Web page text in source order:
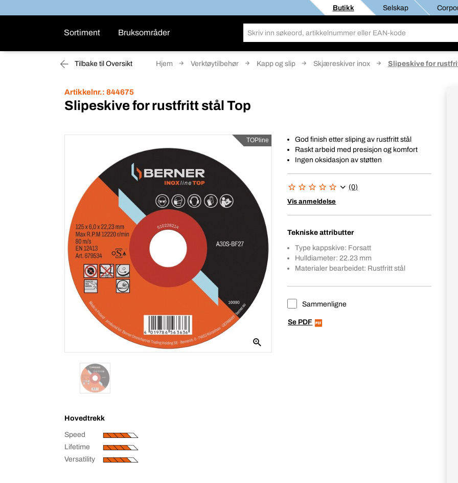
Butikk Selskap
Sortiment Bruksområder
Tilbake til Oversikt Hjem Verktøytilbehør Kapp og slip Skjæreskiver inox Slipeskive for
Artikkelnr.: 844675
Slipeskive for rustfritt stål Top
TOPline
Hovedtrekk
Speed
Lifetime
Versatility
God finish etter sliping av rustfritt stål
Raskt arbeid med presisjon og komfort
Ingen oksidasjon av støtten
(0)
Vis anmeldelse
Tekniske attributter
Type kappskive: Forsatt
Hulldiameter: 22.23 mm
Materialer bearbeidet: Rustfritt stål
Sammenligne
Se PDF